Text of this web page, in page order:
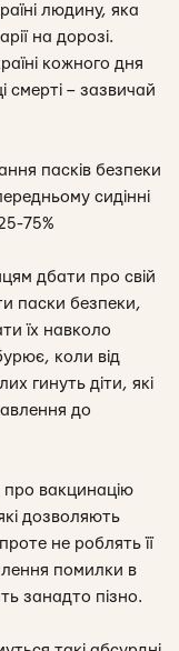
людину, яка
на дорозі.
кожного дня
смерті – зазвичай
пасків безпеки
сидінні
75%
дбати про свій
паски безпеки,
їх навколо
коли від
гинуть діти, які
до
про вакцинацію
дозволяють
не роблять її
помилки в
занадто пізно.